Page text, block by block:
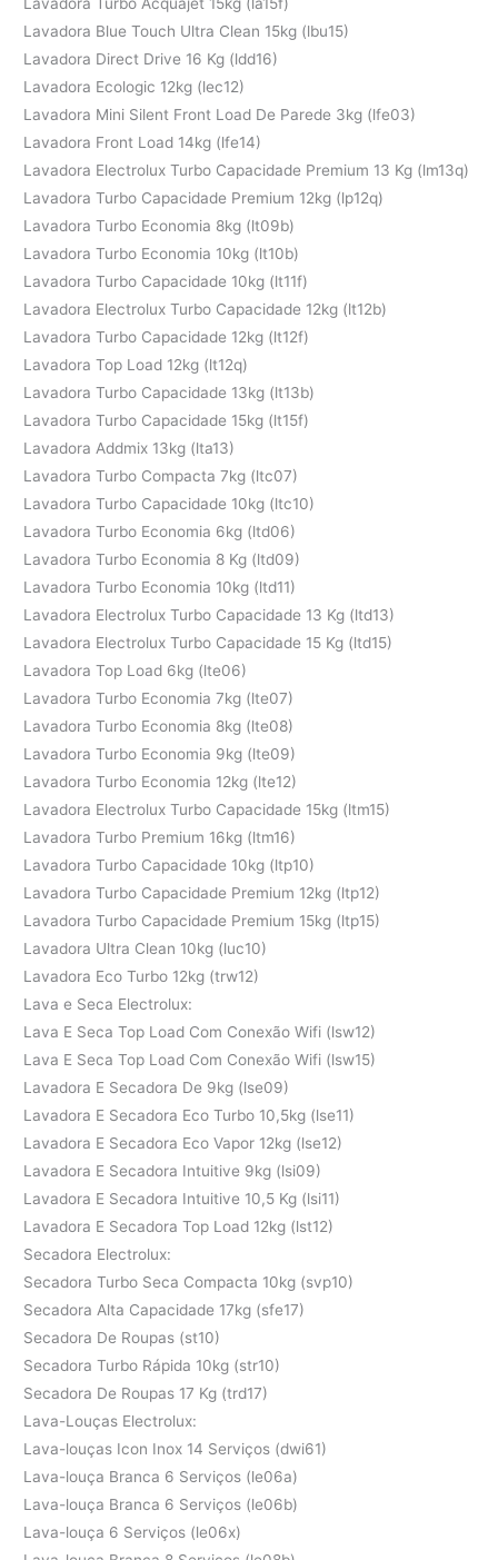
Lavadora Blue Touch Ultra Clean 15kg (lbu15)
Lavadora Direct Drive 16 Kg (ldd16)
Lavadora Ecologic 12kg (lec12)
Lavadora Mini Silent Front Load De Parede 3kg (lfe03)
Lavadora Front Load 14kg (lfe14)
Lavadora Electrolux Turbo Capacidade Premium 13 Kg (lm13q)
Lavadora Turbo Capacidade Premium 12kg (lp12q)
Lavadora Turbo Economia 8kg (lt09b)
Lavadora Turbo Economia 10kg (lt10b)
Lavadora Turbo Capacidade 10kg (lt11f)
Lavadora Electrolux Turbo Capacidade 12kg (lt12b)
Lavadora Turbo Capacidade 12kg (lt12f)
Lavadora Top Load 12kg (lt12q)
Lavadora Turbo Capacidade 13kg (lt13b)
Lavadora Turbo Capacidade 15kg (lt15f)
Lavadora Addmix 13kg (lta13)
Lavadora Turbo Compacta 7kg (ltc07)
Lavadora Turbo Capacidade 10kg (ltc10)
Lavadora Turbo Economia 6kg (ltd06)
Lavadora Turbo Economia 8 Kg (ltd09)
Lavadora Turbo Economia 10kg (ltd11)
Lavadora Electrolux Turbo Capacidade 13 Kg (ltd13)
Lavadora Electrolux Turbo Capacidade 15 Kg (ltd15)
Lavadora Top Load 6kg (lte06)
Lavadora Turbo Economia 7kg (lte07)
Lavadora Turbo Economia 8kg (lte08)
Lavadora Turbo Economia 9kg (lte09)
Lavadora Turbo Economia 12kg (lte12)
Lavadora Electrolux Turbo Capacidade 15kg (ltm15)
Lavadora Turbo Premium 16kg (ltm16)
Lavadora Turbo Capacidade 10kg (ltp10)
Lavadora Turbo Capacidade Premium 12kg (ltp12)
Lavadora Turbo Capacidade Premium 15kg (ltp15)
Lavadora Ultra Clean 10kg (luc10)
Lavadora Eco Turbo 12kg (trw12)
Lava e Seca Electrolux:
Lava E Seca Top Load Com Conexão Wifi (lsw12)
Lava E Seca Top Load Com Conexão Wifi (lsw15)
Lavadora E Secadora De 9kg (lse09)
Lavadora E Secadora Eco Turbo 10,5kg (lse11)
Lavadora E Secadora Eco Vapor 12kg (lse12)
Lavadora E Secadora Intuitive 9kg (lsi09)
Lavadora E Secadora Intuitive 10,5 Kg (lsi11)
Lavadora E Secadora Top Load 12kg (lst12)
Secadora Electrolux:
Secadora Turbo Seca Compacta 10kg (svp10)
Secadora Alta Capacidade 17kg (sfe17)
Secadora De Roupas (st10)
Secadora Turbo Rápida 10kg (str10)
Secadora De Roupas 17 Kg (trd17)
Lava-Louças Electrolux:
Lava-louças Icon Inox 14 Serviços (dwi61)
Lava-louça Branca 6 Serviços (le06a)
Lava-louça Branca 6 Serviços (le06b)
Lava-louça 6 Serviços (le06x)